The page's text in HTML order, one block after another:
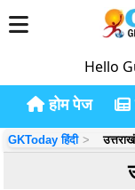
Hello
होम पेज
GKToday हिंदी